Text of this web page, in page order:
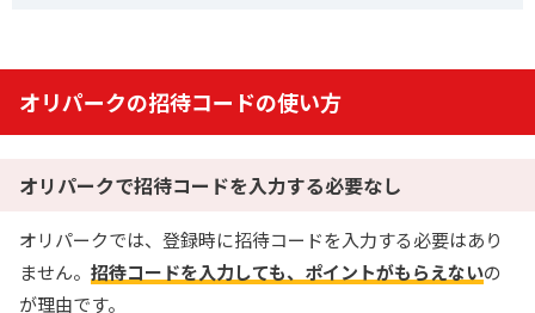
6 オリパワン
2周年大感謝祭イベント開催中！
下記招待コードで最大1,500コイン！
招待コード baxGPb
オリパークの招待コードの使い方
オリパークで招待コードを入力する必要なし
オリパークでは、登録時に招待コードを入力する必要はあり
ません。 招待コードを入力しても、ポイントがもらえないの
が理由です。